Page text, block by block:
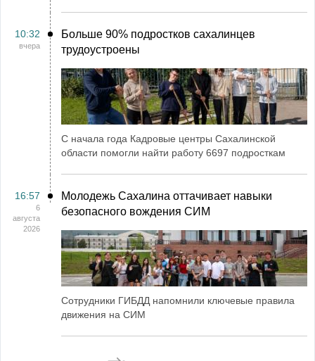
10:32
вчера
Больше 90% подростков сахалинцев
трудоустроены
С начала года Кадровые центры Сахалинской
области помогли найти работу 6697 подросткам
16:57
6
августа
2026
Молодежь Сахалина оттачивает навыки
безопасного вождения СИМ
Сотрудники ГИБДД напомнили ключевые правила
движения на СИМ